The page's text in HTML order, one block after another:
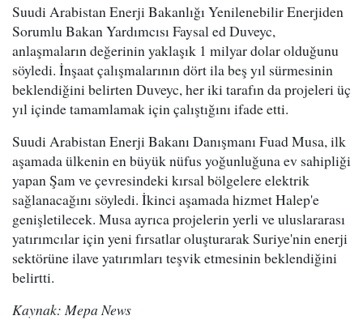
Suudi Arabistan Enerji Bakanlığı Yenilenebilir Enerjiden
Sorumlu Bakan Yardımcısı Faysal ed Duveyc,
anlaşmaların değerinin yaklaşık 1 milyar dolar olduğunu
söyledi. İnşaat çalışmalarının dört ila beş yıl sürmesinin
beklendiğini belirten Duveyc, her iki tarafın da projeleri üç
yıl içinde tamamlamak için çalıştığını ifade etti.
Suudi Arabistan Enerji Bakanı Danışmanı Fuad Musa, ilk
aşamada ülkenin en büyük nüfus yoğunluğuna ev sahipliği
yapan Şam ve çevresindeki kırsal bölgelere elektrik
sağlanacağını söyledi. İkinci aşamada hizmet Halep'e
genişletilecek. Musa ayrıca projelerin yerli ve uluslararası
yatırımcılar için yeni fırsatlar oluşturarak Suriye'nin enerji
sektörüne ilave yatırımları teşvik etmesinin beklendiğini
belirtti.
Kaynak: Mepa News